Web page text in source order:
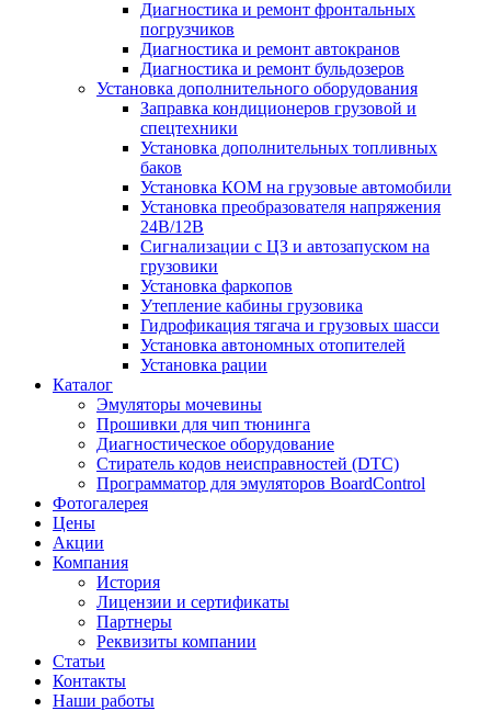
Диагностика и ремонт фронтальных
погрузчиков
Диагностика и ремонт автокранов
Диагностика и ремонт бульдозеров
Установка дополнительного оборудования
Заправка кондиционеров грузовой и
спецтехники
Установка дополнительных топливных
баков
Установка КОМ на грузовые автомобили
Установка преобразователя напряжения
24В/12В
Сигнализации с ЦЗ и автозапуском на
грузовики
Установка фаркопов
Утепление кабины грузовика
Гидрофикация тягача и грузовых шасси
Установка автономных отопителей
Установка рации
Каталог
Эмуляторы мочевины
Прошивки для чип тюнинга
Диагностическое оборудование
Стиратель кодов неисправностей (DTC)
Программатор для эмуляторов BoardControl
Фотогалерея
Цены
Акции
Компания
История
Лицензии и сертификаты
Партнеры
Реквизиты компании
Статьи
Контакты
Наши работы